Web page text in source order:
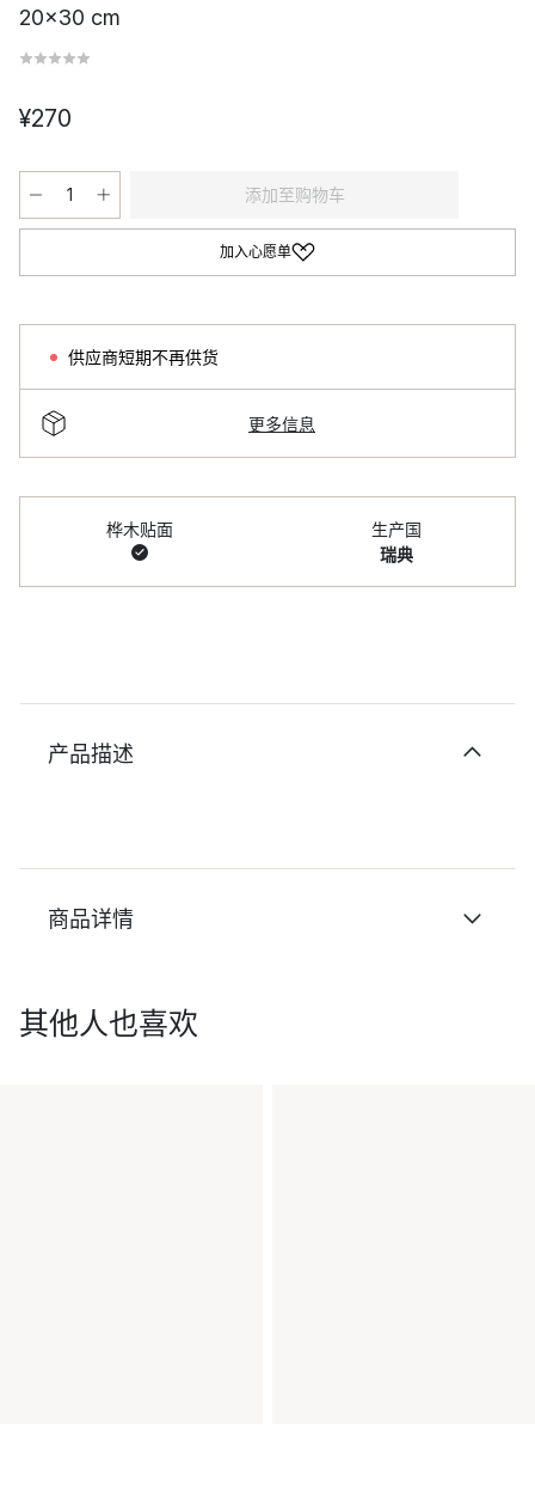
20x30 cm
¥270
添加至购物车
加入心愿单
供应商短期不再供货
更多信息
桦木贴面
生产国
瑞典
产品描述
商品详情
其他人也喜欢